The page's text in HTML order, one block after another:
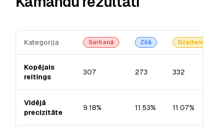
Kategorija Sarkanā Zilā Dzeltenā
Kopējais
reitings
307 273 332
Vidējā
precizitāte
9.18% 11.53% 11.07%